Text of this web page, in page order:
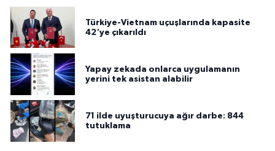
Türkiye-Vietnam uçuşlarında kapasite
42'ye çıkarıldı
Yapay zekada onlarca uygulamanın
yerini tek asistan alabilir
71 ilde uyuşturucuya ağır darbe: 844
tutuklama